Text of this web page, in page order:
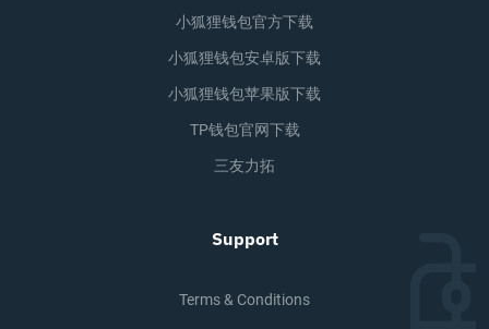
小狐狸钱包官方下载
小狐狸钱包安卓版下载
小狐狸钱包苹果版下载
TP钱包官网下载
三友力拓
Support
Terms & Conditions